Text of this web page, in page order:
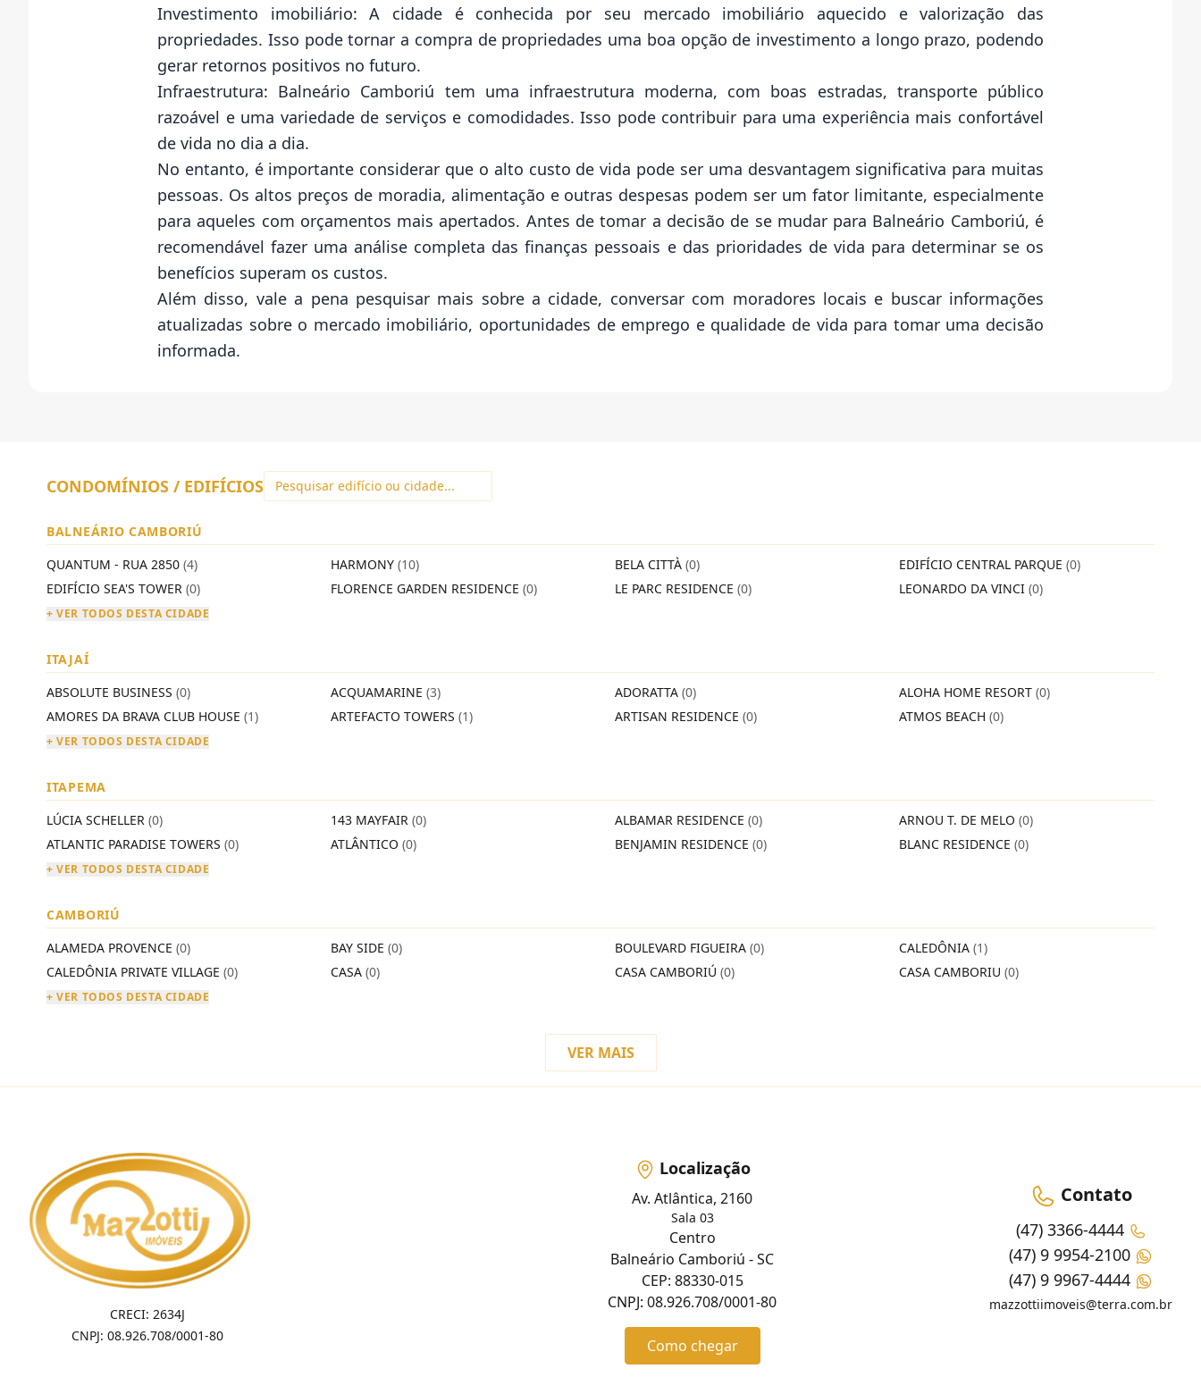
Investimento imobiliário: A cidade é conhecida por seu mercado imobiliário aquecido e valorização das
propriedades. Isso pode tornar a compra de propriedades uma boa opção de investimento a longo prazo, podendo
gerar retornos positivos no futuro.
Infraestrutura: Balneário Camboriú tem uma infraestrutura moderna, com boas estradas, transporte público
razoável e uma variedade de serviços e comodidades. Isso pode contribuir para uma experiência mais confortável
de vida no dia a dia.
No entanto, é importante considerar que o alto custo de vida pode ser uma desvantagem significativa para muitas
pessoas. Os altos preços de moradia, alimentação e outras despesas podem ser um fator limitante, especialmente
para aqueles com orçamentos mais apertados. Antes de tomar a decisão de se mudar para Balneário Camboriú, é
recomendável fazer uma análise completa das finanças pessoais e das prioridades de vida para determinar se os
benefícios superam os custos.
Além disso, vale a pena pesquisar mais sobre a cidade, conversar com moradores locais e buscar informações
atualizadas sobre o mercado imobiliário, oportunidades de emprego e qualidade de vida para tomar uma decisão
informada.
CONDOMÍNIOS / EDIFÍCIOS
BALNEÁRIO CAMBORIÚ
QUANTUM - RUA 2850 (4) HARMONY (10) BELA CITTÀ (0) EDIFÍCIO CENTRAL PARQUE (0)
EDIFÍCIO SEA'S TOWER (0) FLORENCE GARDEN RESIDENCE (0) LE PARC RESIDENCE (0) LEONARDO DA VINCI (0)
+ VER TODOS DESTA CIDADE
ITAJAÍ
ABSOLUTE BUSINESS (0) ACQUAMARINE (3) ADORATTA (0) ALOHA HOME RESORT (0)
AMORES DA BRAVA CLUB HOUSE (1) ARTEFACTO TOWERS (1) ARTISAN RESIDENCE (0) ATMOS BEACH (0)
+ VER TODOS DESTA CIDADE
ITAPEMA
LÚCIA SCHELLER (0) 143 MAYFAIR (0) ALBAMAR RESIDENCE (0) ARNOU T. DE MELO (0)
ATLANTIC PARADISE TOWERS (0) ATLÂNTICO (0) BENJAMIN RESIDENCE (0) BLANC RESIDENCE (0)
+ VER TODOS DESTA CIDADE
CAMBORIÚ
ALAMEDA PROVENCE (0) BAY SIDE (0) BOULEVARD FIGUEIRA (0) CALEDÔNIA (1)
CALEDÔNIA PRIVATE VILLAGE (0) CASA (0) CASA CAMBORIÚ (0) CASA CAMBORIU (0)
+ VER TODOS DESTA CIDADE
VER MAIS
CRECI: 2634J
CNPJ: 08.926.708/0001-80
Localização
Av. Atlântica, 2160
Sala 03
Centro
Balneário Camboriú - SC
CEP: 88330-015
CNPJ: 08.926.708/0001-80
Como chegar
Contato
(47) 3366-4444
(47) 9 9954-2100
(47) 9 9967-4444
mazzottiimoveis@terra.com.br